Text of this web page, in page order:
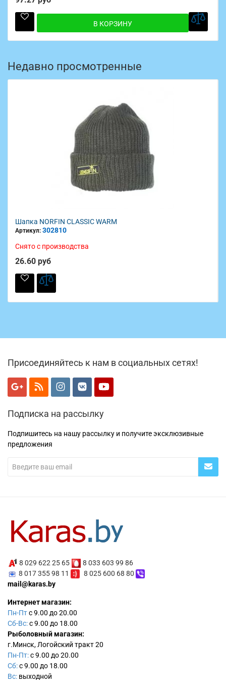
В КОРЗИНУ
Недавно просмотренные
Шапка NORFIN CLASSIC WARM
Артикул: 302810
Снято с производства
26.60 руб
Присоединяйтесь к нам в социальных сетях!
Подписка на рассылку
Подпишитесь на нашу рассылку и получите эксклюзивные
предложения
8 029 622 25 65
8 033 603 99 86
8 017 355 98 11
8 025 600 68 80
mail@karas.by
Интернет магазин:
Пн-Птс 9.00 до 20.00
Сб-Вс:с 9.00 до 18.00
Рыболовный магазин:
г.Минск, Логойский тракт 20
Пн-Пт:с 9.00 до 20.00
Сб:с 9.00 до 18.00
Вс: выходной